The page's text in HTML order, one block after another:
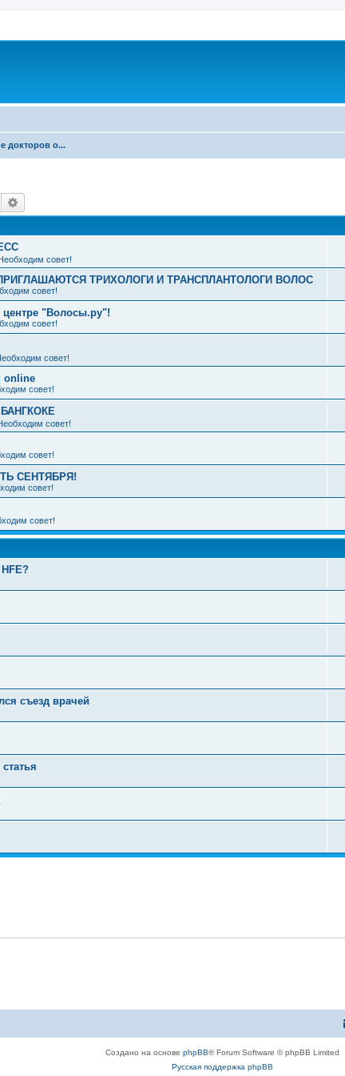
докторов о...
Поиск
совет!
ТРИХОЛОГИ И ТРАНСПЛАНТОЛОГИ ВОЛОС
совет!
"Волосы.ру"!
совет!
совет!
online
совет!
совет!
совет!
СЕНТЯБРЯ!
совет!
совет!
съезд врачей
Создано на основе phpBB® Forum Software © phpBB Limited
Русская поддержка phpBB